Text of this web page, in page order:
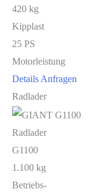
420 kg
Kipplast
25 PS
Motorleistung
Details Anfragen
Radlader
Radlader
G1100
1.100 kg
Betriebs-